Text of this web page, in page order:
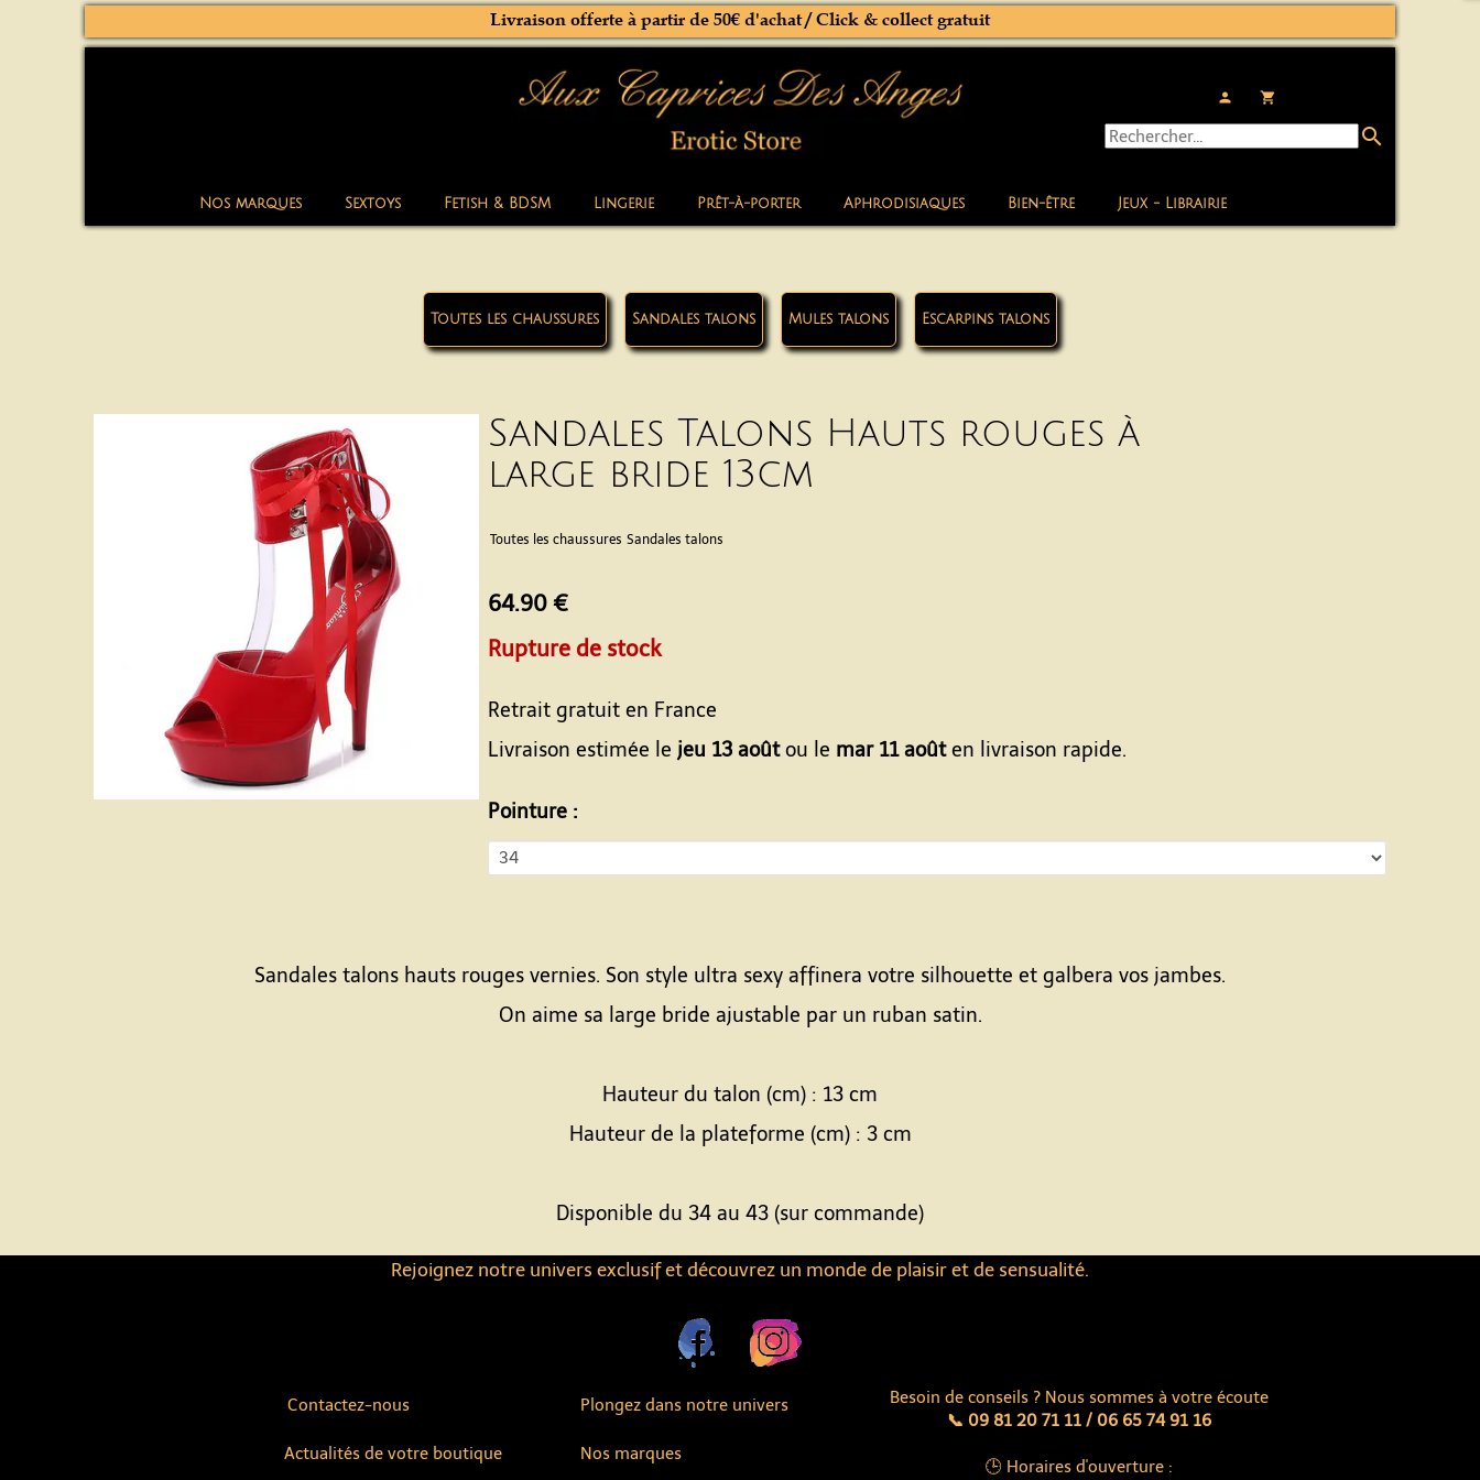
Nos marques Sextoys Fetish & BDSM Lingerie Prêt-à-porter Aphrodisiaques Bien-être Jeux - Librairie
person local_grocery_store
Contactez-nous
Actualités de votre boutique Nos marques
Livraison offerte à partir de 50€ d'achat / Click & collect gratuit
search
Rejoignez notre univers exclusif et découvrez un monde de plaisir et de sensualité.
Besoin de conseils ? Nous sommes à votre écoute
📞 09 81 20 71 11 / 06 65 74 91 16
🕒 Horaires d'ouverture :
Plongez dans notre univers
Toutes les chaussures Sandales talons Mules talons Escarpins talons
Sandales Talons Hauts rouges à
large bride 13cm
Toutes les chaussures Sandales talons
64.90 €
Rupture de stock
Retrait gratuit en France
Livraison estimée le jeu 13 aoûtou le mar 11 aoûten livraison rapide.
Pointure :
Sandales talons hauts rouges vernies. Son style ultra sexy affinera votre silhouette et galbera vos jambes.
On aime sa large bride ajustable par un ruban satin.
Hauteur du talon (cm) : 13 cm
Hauteur de la plateforme (cm) : 3 cm
Disponible du 34 au 43 (sur commande)